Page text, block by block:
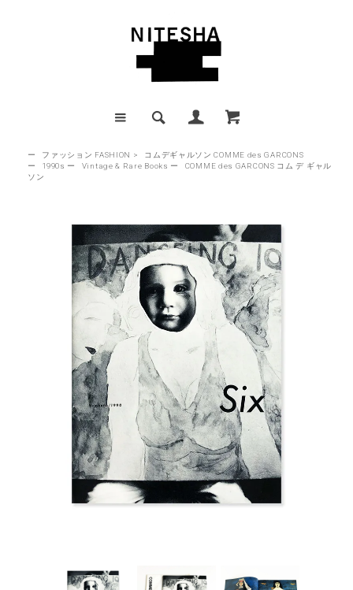
ー ファッション FASHION >
コムデギャルソン COMME des GARCONS
ー
1990s ー Vintage & Rare Books ー
COMME des GARCONS コム デ ギャル
ソン